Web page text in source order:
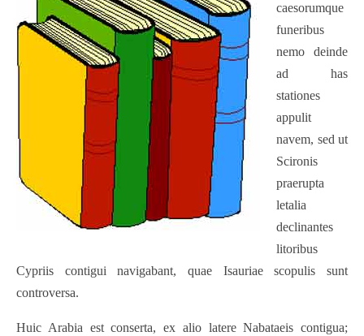
caesorumque
funeribus
nemo deinde
ad has
stationes
appulit
navem, sed ut
Scironis
praerupta
letalia
declinantes
litoribus
Cypriis contigui navigabant, quae Isauriae scopulis sunt
controversa.
Huic Arabia est conserta, ex alio latere Nabataeis contigua;